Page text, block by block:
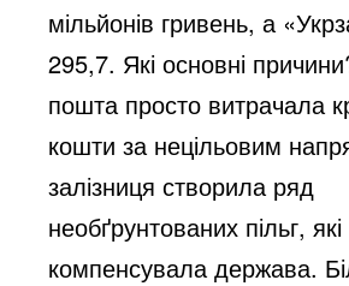
мільйонів гривень, а
295,7. Які основні
пошта просто витрачала
кошти за нецільовим
залізниця створила ряд
необґрунтованих пільг, які
компенсувала держава.